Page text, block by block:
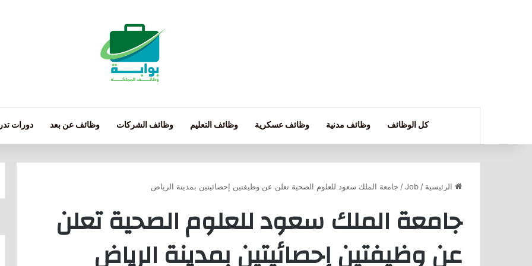
كل الوظائف وظائف مدنية وظائف عسكرية وظائف التعليم وظائف الشركات وظائف عن بعد دورات
الرئيسية /
Job
/ جامعة الملك سعود للعلوم الصحية تعلن عن وظيفتين إحصائيتين بمدينة الرياض
جامعة الملك سعود للعلوم الصحية تعلن
عن وظيفتين إحصائيتين بمدينة الرياض